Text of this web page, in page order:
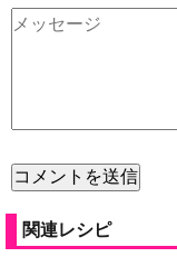
関連レシピ